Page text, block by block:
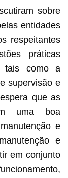
sobre
entidades
respeitantes
práticas
tais como a
supervisão e
que as
uma boa
e
e
em conjunto